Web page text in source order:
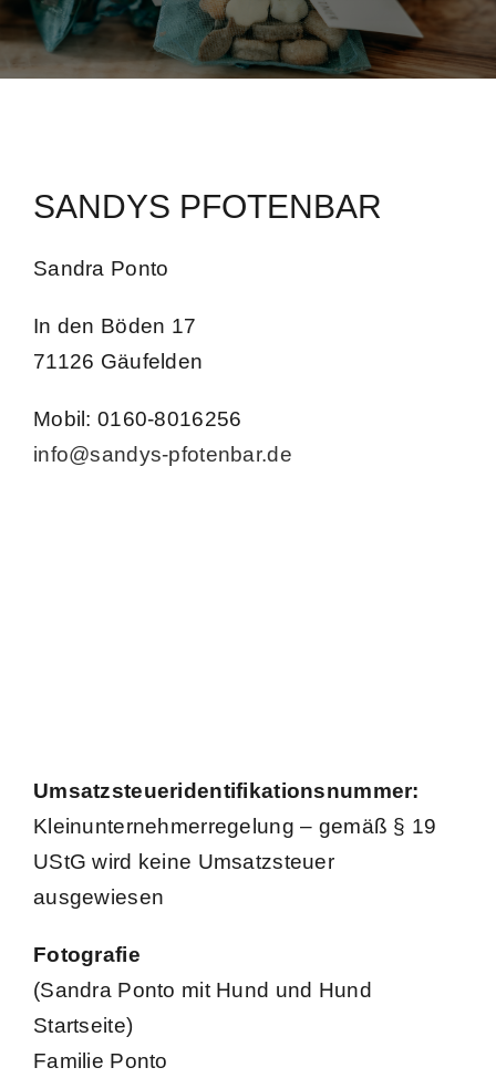
Kontakt
Impressum
SANDYS PFOTENBAR
Sandra Ponto
In den Böden 17
71126 Gäufelden
Mobil: 0160-8016256
info@sandys-pfotenbar.de
Umsatzsteueridentifikationsnummer:
Kleinunternehmerregelung – gemäß § 19
UStG wird keine Umsatzsteuer
ausgewiesen
Fotografie
(Sandra Ponto mit Hund und Hund
Startseite)
Familie Ponto